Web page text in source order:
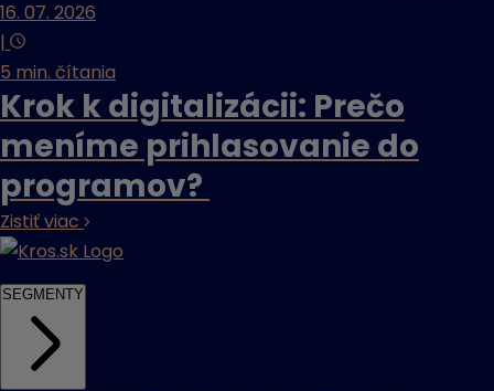
16. 07. 2026
|
5 min. čítania
Krok k digitalizácii: Prečo
meníme prihlasovanie do
programov?
Zistiť viac
SEGMENTY